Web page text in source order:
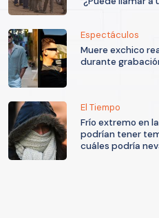
Espectáculos
Muere exchico
durante
El Tiempo
Frío extremo en
podrían tener
cuáles podría